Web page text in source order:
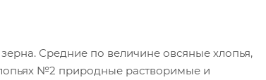
Средние по величине овсяные хлопья,
№2 природные растворимые и